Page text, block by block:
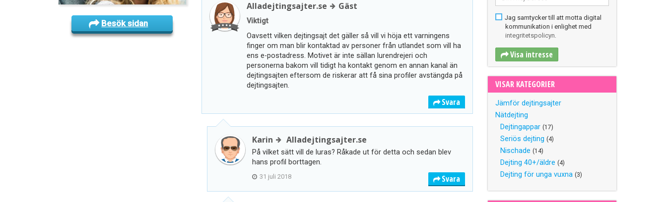
Besök sidan
Alladejtingsajter.se Gäst
Viktigt
Oavsett vilken dejtingsajt det gäller så vill vi höja ett varningens
finger om man blir kontaktad av personer från utlandet som vill ha
ens e-postadress. Motivet är inte sällan lurendrejeri och
personerna bakom vill tidigt ha kontakt genom en annan kanal än
dejtingsajten eftersom de riskerar att få sina profiler avstängda på
dejtingsajten.
Svara
Karin Alladejtingsajter.se
På vilket sätt vill de luras? Råkade ut för detta och sedan blev
hans profil borttagen.
31 juli 2018 Svara
Jag samtycker till att motta digital
kommunikation i enlighet med
integritetspolicyn
Visa intresse
VISAR KATEGORIER
Jämför dejtingsajter
Nätdejting
Dejtingappar (17)
Seriös dejting (4)
Nischade (14)
Dejting 40+/äldre (4)
Dejting för unga vuxna (3)